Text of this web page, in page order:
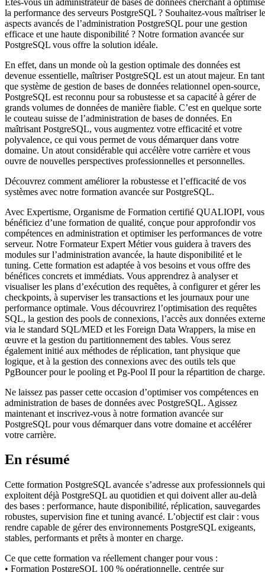
la performance des serveurs PostgreSQL ? Souhaitez-vous maîtriser
aspects avancés de l’administration PostgreSQL pour une gestion
efficace et une haute disponibilité ? Notre formation avancée sur
PostgreSQL vous offre la solution idéale.
En effet, dans un monde où la gestion optimale des données est
devenue essentielle, maîtriser PostgreSQL est un atout majeur. En tant
que système de gestion de bases de données relationnel open-source,
PostgreSQL est reconnu pour sa robustesse et sa capacité à gérer de
grands volumes de données de manière fiable. C’est en quelque sorte
le couteau suisse de l’administration de bases de données. En
maîtrisant PostgreSQL, vous augmentez votre efficacité et votre
polyvalence, ce qui vous permet de vous démarquer dans votre
domaine. Un atout considérable qui accélère votre carrière et vous
ouvre de nouvelles perspectives professionnelles et personnelles.
Découvrez comment améliorer la robustesse et l’efficacité de vos
systèmes avec notre formation avancée sur PostgreSQL.
Avec Expertisme, Organisme de Formation certifié QUALIOPI, vous
bénéficiez d’une formation de qualité, conçue pour approfondir vos
compétences en administration et optimiser les performances de votre
serveur. Notre Formateur Expert Métier vous guidera à travers des
modules sur l’administration avancée, la haute disponibilité et le
tuning. Cette formation est adaptée à vos besoins et vous offre des
bénéfices concrets et immédiats. Vous apprendrez à analyser et
visualiser les plans d’exécution des requêtes, à configurer et gérer les
checkpoints, à superviser les transactions et les journaux pour une
performance optimale. Vous découvrirez l’optimisation des requêtes
SQL, la gestion des pools de connexions, l’accès aux données
via le standard SQL/MED et les Foreign Data Wrappers, la mise en
œuvre et la gestion du partitionnement des tables. Vous serez
également initié aux méthodes de réplication, tant physique que
logique, et à la gestion des connexions avec des outils tels que
PgBouncer pour le pooling et Pg-Pool II pour la répartition de charge.
Ne laissez pas passer cette occasion d’optimiser vos compétences en
administration de bases de données avec PostgreSQL. Agissez
maintenant et inscrivez-vous à notre formation avancée sur
PostgreSQL pour vous démarquer dans votre domaine et accélérer
votre carrière.
En résumé
Cette formation PostgreSQL avancée s’adresse aux professionnels qui
exploitent déjà PostgreSQL au quotidien et qui doivent aller au-delà
des bases : performance, haute disponibilité, réplication, sauvegardes
robustes, supervision fine et tuning avancé. L’objectif est clair : vous
rendre capable de gérer des environnements PostgreSQL exigeants,
stables, performants et prêts à monter en charge.
Ce que cette formation va réellement changer pour vous :
• Formation PostgreSQL 100 % opérationnelle, centrée sur